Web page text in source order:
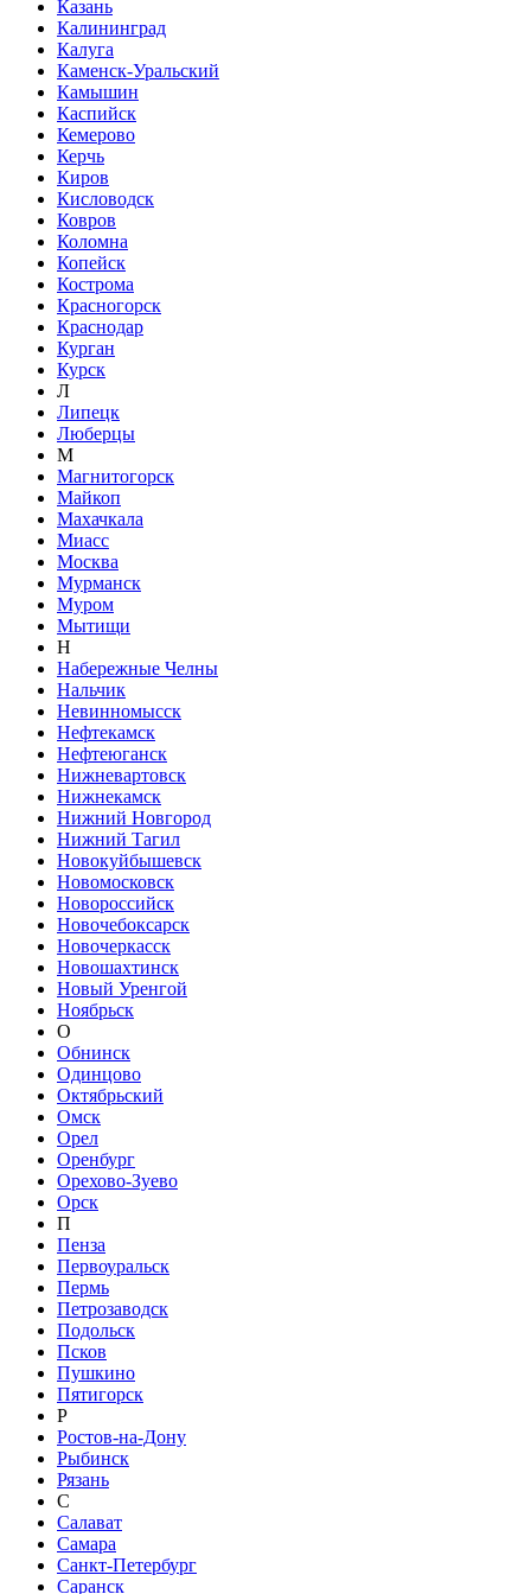
Казань
Калининград
Калуга
Каменск-Уральский
Камышин
Каспийск
Кемерово
Керчь
Киров
Кисловодск
Ковров
Коломна
Копейск
Кострома
Красногорск
Краснодар
Курган
Курск
Л
Липецк
Люберцы
М
Магнитогорск
Майкоп
Махачкала
Миасс
Москва
Мурманск
Муром
Мытищи
Н
Набережные Челны
Нальчик
Невинномысск
Нефтекамск
Нефтеюганск
Нижневартовск
Нижнекамск
Нижний Новгород
Нижний Тагил
Новокуйбышевск
Новомосковск
Новороссийск
Новочебоксарск
Новочеркасск
Новошахтинск
Новый Уренгой
Ноябрьск
О
Обнинск
Одинцово
Октябрьский
Омск
Орел
Оренбург
Орехово-Зуево
Орск
П
Пенза
Первоуральск
Пермь
Петрозаводск
Подольск
Псков
Пушкино
Пятигорск
Р
Ростов-на-Дону
Рыбинск
Рязань
С
Салават
Самара
Санкт-Петербург
Саранск